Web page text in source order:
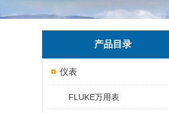
产品目录
仪表
FLUKE万用表